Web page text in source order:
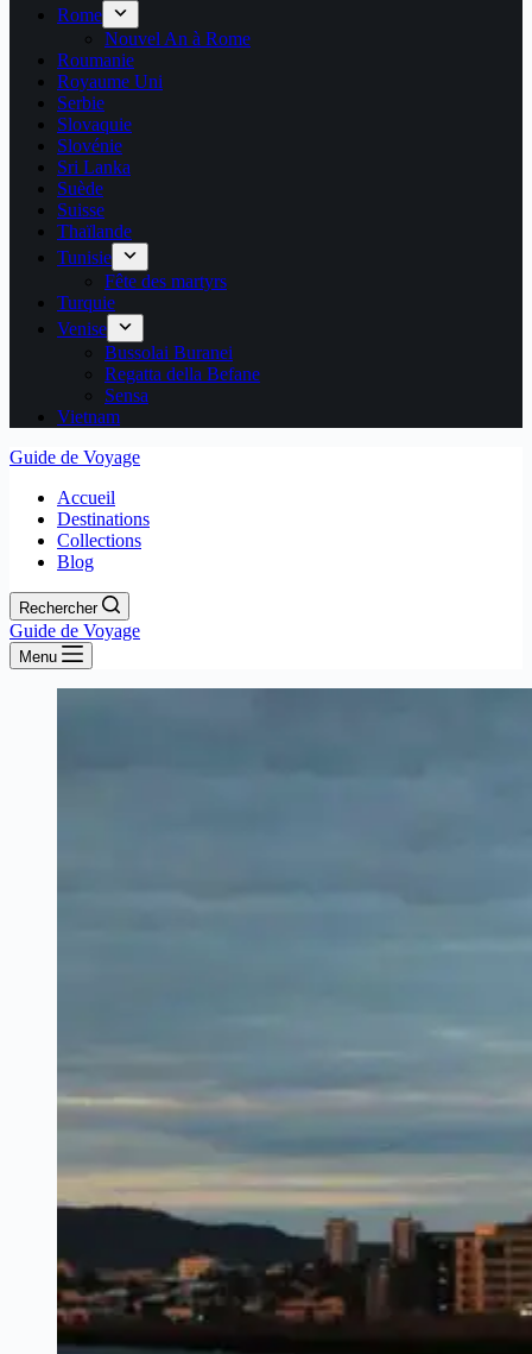
Rome
Nouvel An à Rome
Roumanie
Royaume Uni
Serbie
Slovaquie
Slovénie
Sri Lanka
Suède
Suisse
Thaïlande
Tunisie
Fête des martyrs
Turquie
Venise
Bussolai Buranei
Regatta della Befane
Sensa
Vietnam
Guide de Voyage
Accueil
Destinations
Collections
Blog
Rechercher
Guide de Voyage
Menu